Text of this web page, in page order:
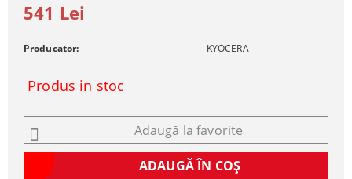
541 Lei
Producator: KYOCERA
Produs in stoc
Adaugă la favorite